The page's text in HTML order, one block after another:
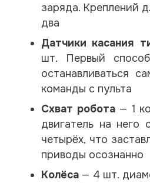
заряда. Креплений
два
Датчики касания
шт. Первый
останавливаться
команды с пульта
Схват робота — 1
двигатель на него
четырёх, что
приводы осознанно
Колёса — 4 шт.